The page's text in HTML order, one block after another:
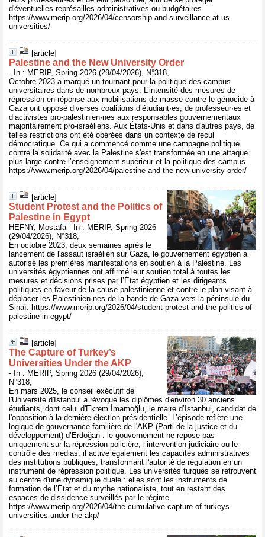
d'éventuelles représailles administratives ou budgétaires.
https://www.merip.org/2026/04/censorship-and-surveillance-at-us-
universities/
[article]
Palestine and the New University Order
- In : MERIP, Spring 2026 (29/04/2026), N°318,
Octobre 2023 a marqué un tournant pour la politique des campus
universitaires dans de nombreux pays. L’intensité des mesures de
répression en réponse aux mobilisations de masse contre le génocide à
Gaza ont opposé diverses coalitions d’étudiant·es, de professeur·es et
d’activistes pro-palestinien·nes aux responsables gouvernementaux
majoritairement pro-israéliens. Aux États-Unis et dans d'autres pays, de
telles restrictions ont été opérées dans un contexte de recul
démocratique. Ce qui a commencé comme une campagne politique
contre la solidarité avec la Palestine s'est transformée en une attaque
plus large contre l’enseignement supérieur et la politique des campus.
https://www.merip.org/2026/04/palestine-and-the-new-university-order/
[article]
Student Protest and the Politics of
Palestine in Egypt
HEFNY, Mostafa - In : MERIP, Spring 2026
(29/04/2026), N°318,
En octobre 2023, deux semaines après le
lancement de l'assaut israélien sur Gaza, le gouvernement égyptien a
autorisé les premières manifestations en soutien à la Palestine. Les
universités égyptiennes ont affirmé leur soutien total à toutes les
mesures et décisions prises par l’État égyptien et les dirigeants
politiques en faveur de la cause palestinienne et contre le plan visant à
déplacer les Palestinien·nes de la bande de Gaza vers la péninsule du
Sinaï. https://www.merip.org/2026/04/student-protest-and-the-politics-of-
palestine-in-egypt/
[article]
The Capture of Turkey’s
Universities Under the AKP
- In : MERIP, Spring 2026 (29/04/2026),
N°318,
En mars 2025, le conseil exécutif de
l'Université d'Istanbul a révoqué les diplômes d'environ 30 anciens
étudiants, dont celui d'Ekrem İmamoğlu, le maire d’Istanbul, candidat de
l'opposition à la dernière élection présidentielle. L’épisode reflète une
logique de gouvernance familière de l'AKP (Parti de la justice et du
développement) d’Erdoğan : le gouvernement ne repose pas
uniquement sur la répression policière, l’intervention judiciaire ou le
contrôle des médias, il active également les capacités administratives
des institutions publiques, transformant l'autorité de régulation en un
instrument de répression politique. Les universités turques se retrouvent
au centre d'une dynamique duale : elles sont les instruments de
formation de l’État et du mythe nationaliste, tout en restant des
espaces de dissidence surveillés par le régime.
https://www.merip.org/2026/04/the-cumulative-capture-of-turkeys-
universities-under-the-akp/